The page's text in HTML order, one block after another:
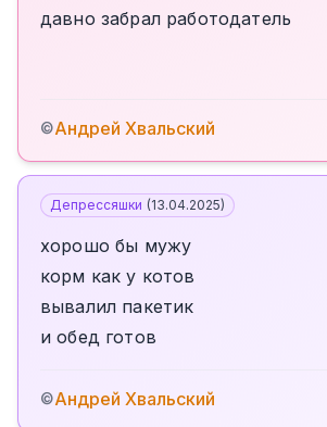
давно забрал работодатель
©Андрей Хвальский
Депрессяшки (13.04.2025)
хорошо бы мужу
корм как у котов
вывалил пакетик
и обед готов
©Андрей Хвальский